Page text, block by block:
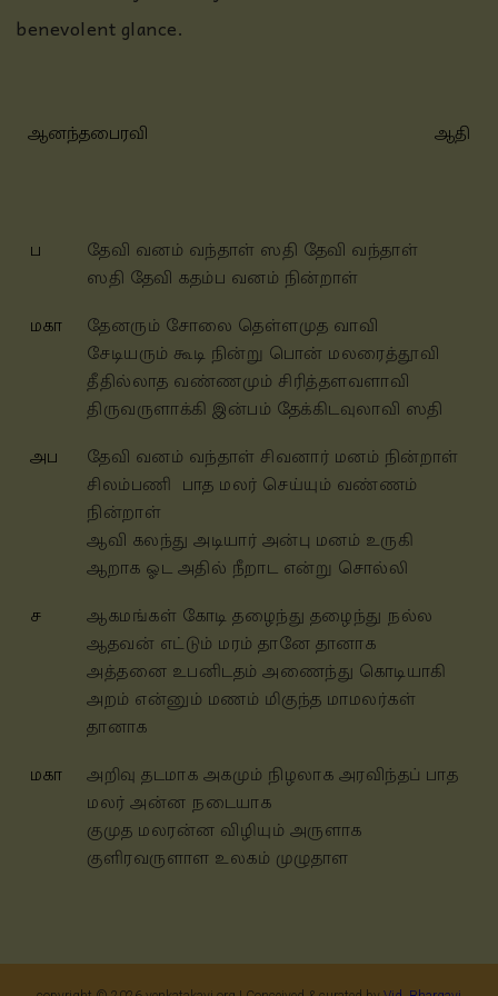
benevolent glance.
ஆனந்தபைரவி ஆதி
ப
தேவி வனம் வந்தாள் ஸதி தேவி வந்தாள்
ஸதி தேவி கதம்ப வனம் நின்றாள்
மகா
தேனரும் சோலை தெள்ளமுத வாவி
சேடியரும் கூடி நின்று பொன் மலரைத்தூவி
தீதில்லாத வண்ணமும் சிரித்தளவளாவி
திருவருளாக்கி இன்பம் தேக்கிடவுலாவி ஸதி
அப
தேவி வனம் வந்தாள் சிவனார் மனம் நின்றாள்
சிலம்பணி பாத மலர் செய்யும் வண்ணம்
நின்றாள்
ஆவி கலந்து அடியார்அன்பு மனம் உருகி
ஆறாக ஓட அதில் நீறாட என்று சொல்லி
ச
ஆகமங்கள் கோடி தழைந்து தழைந்து நல்ல
ஆதவன் எட்டும் மரம் தானே தானாக
அத்தனை உபனிடதம் அணைந்து கொடியாகி
அறம் என்னும் மணம் மிகுந்த மாமலர்கள்
தானாக
மகா
அறிவு தடமாக அகமும் நிழலாக அரவிந்தப் பாத
மலர்அன்ன நடையாக
குமுத மலரன்ன விழியும் அருளாக
குளிரவருளாள உலகம் முழுதாள